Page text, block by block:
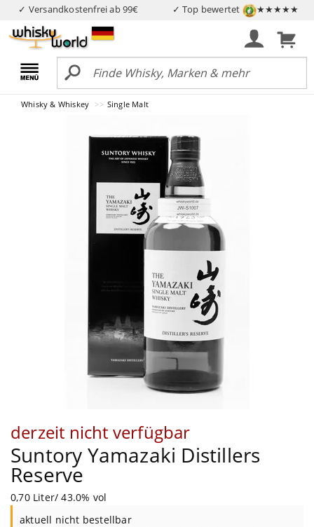
✓ Versandkostenfrei ab 99€ ✓ Top bewertet ★★★★★
Whisky & Whiskey Single Malt
derzeit nicht verfügbar
Suntory Yamazaki Distillers
Reserve
0,70 Liter/ 43.0% vol
aktuell nicht bestellbar